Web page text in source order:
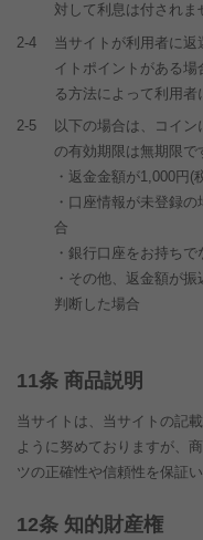
対して利息は付されま
2-4
当サイトが利用者に
イトポイントがある
る方法によって利用者
2-5
以下の場合は、コイ
の有効期限は無期限で
・返金金額が1,000円(
・口座情報が未登録
合
・銀行口座をお持ち
・その他、返金額が
判断した場合
条 商品説明
当サイトは、当サイトの記
ように努めておりますが、
ツの正確性や信頼性を保証い
条 知的財産権